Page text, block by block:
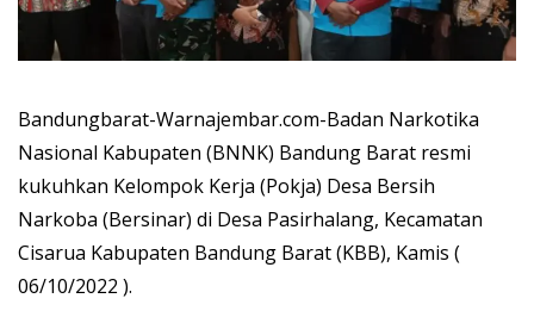
Bandungbarat-Warnajembar.com-Badan Narkotika
Nasional Kabupaten (BNNK) Bandung Barat resmi
kukuhkan Kelompok Kerja (Pokja) Desa Bersih
Narkoba (Bersinar) di Desa Pasirhalang, Kecamatan
Cisarua Kabupaten Bandung Barat (KBB), Kamis (
06/10/2022 ).